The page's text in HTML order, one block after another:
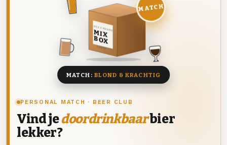
PERSONAL MATCH · BEER CLUB
Vind jedoordrinkbaarbier
lekker?
DEZE MAAND
MIX
BOX
8 BIEREN
MATCH
MATCH: BLOND & KRACHTIG